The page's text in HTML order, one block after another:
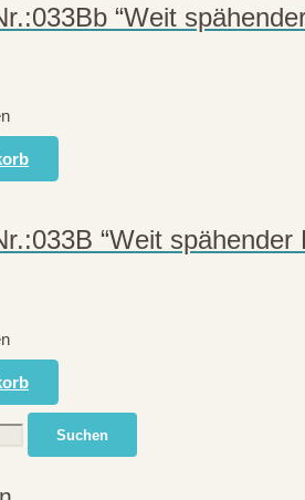
“Weit
“Weit spähender
Suchen